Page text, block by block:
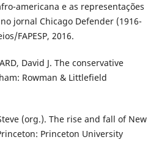
americana e as representações
jornal Chicago Defender (1916-
FAPESP, 2016.
David J. The conservative
Rowman & Littlefield
Steve (org.). The rise and fall of New
Princeton University